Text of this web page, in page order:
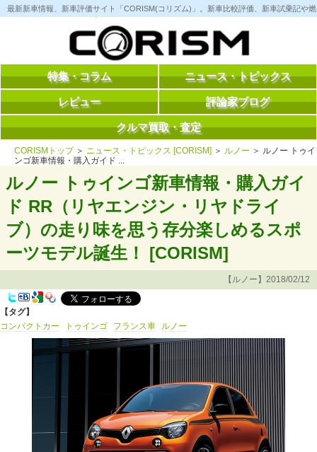
コ
ン
へ
最新新車情報、新車評価サイト「CORISM(コリズム)」。新車比較評価、新車試乗記や
特集・コラム ニュース・トピックス
レビュー 評論家ブログ
クルマ買取・査定
CORISMトップ＞ ニュース・トピックス [CORISM] ＞ ルノー ＞ ルノー トゥイ
ンゴ新車情報・購入ガイド ...
ルノー トゥインゴ新車情報・購入ガイ
ド RR（リヤエンジン・リヤドライ
ブ）の走り味を思う存分楽しめるスポ
ーツモデル誕生！ [CORISM]
【ルノー】2018/02/12
【タグ】
コンパクトカー
トゥインゴ フランス車 ルノー